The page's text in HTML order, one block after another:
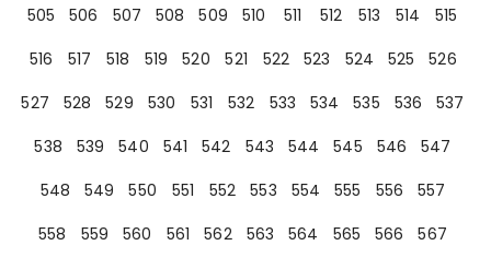
505
506 507 508 509 510 511 512 513 514
515
516
517 518 519 520 521 522 523 524 525
526
527
528 529 530 531 532 533 534 535 536
537
538
539 540 541 542 543 544 545 546
547
548
549 550 551 552 553 554 555 556
557
558
559 560 561 562 563 564 565 566
567